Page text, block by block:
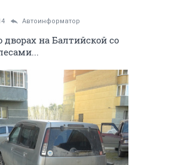
Автоинформатор
на Балтийской со